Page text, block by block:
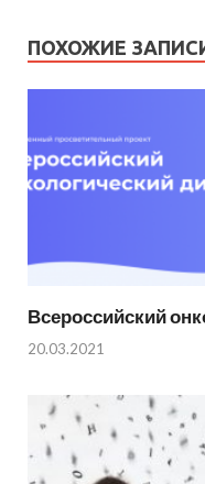
ПОХОЖИЕ
Всероссийский
20.03.2021